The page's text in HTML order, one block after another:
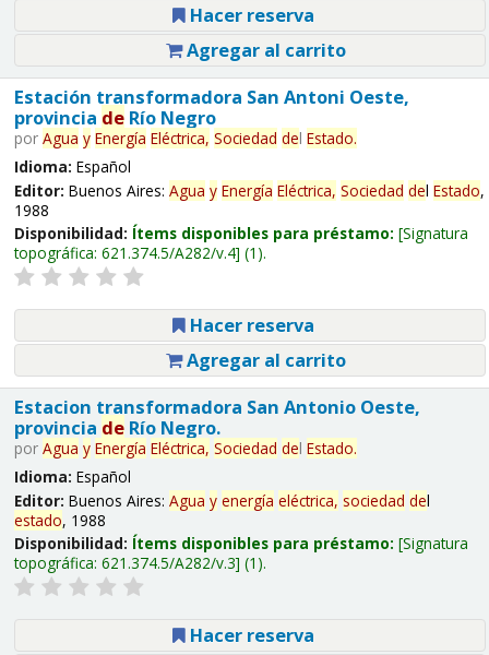
Hacer reserva
Agregar al carrito
Estación transformadora San Antoni Oeste,
provincia deRío Negro
por Agua y Energía Eléctrica, Sociedad del Estado.
Idioma: Español
Editor: Buenos Aires: Agua y Energía Eléctrica, Sociedad del Estado,
1988
Disponibilidad: Ítems disponibles para préstamo: Signatura
topográfica: 621.374.5/A282/v.4 (1).
Hacer reserva
Agregar al carrito
Estacion transformadora San Antonio Oeste,
provincia deRío Negro.
por Agua y Energía Eléctrica, Sociedad del Estado.
Idioma: Español
Editor: Buenos Aires: Agua y energía eléctrica, sociedad del
estado, 1988
Disponibilidad: Ítems disponibles para préstamo: Signatura
topográfica: 621.374.5/A282/v.3 (1).
Hacer reserva